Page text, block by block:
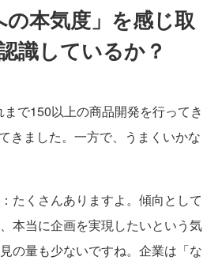
本気度」を感じ取
識しているか？
まで150以上の商品開発を行ってき
きました。一方で、うまくいかな
：たくさんありますよ。傾向として
本当に企画を実現したいという気
の量も少ないですね。企業は「な